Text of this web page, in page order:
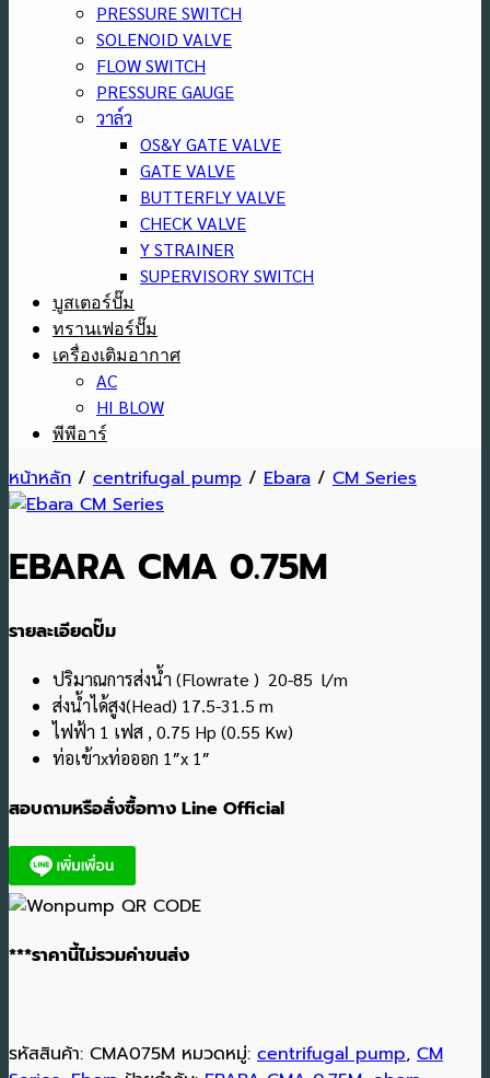
PRESSURE SWITCH
SOLENOID VALVE
FLOW SWITCH
PRESSURE GAUGE
วาล์ว
OS&Y GATE VALVE
GATE VALVE
BUTTERFLY VALVE
CHECK VALVE
Y STRAINER
SUPERVISORY SWITCH
บูสเตอร์ปั๊ม
ทรานเฟอร์ปั๊ม
เครื่องเติมอากาศ
AC
HI BLOW
พีพีอาร์
หน้าหลัก / centrifugal pump / Ebara / CM Series
EBARA CMA 0.75M
รายละเอียดปั๊ม
ปริมาณการส่งน้ำ (Flowrate ) 20-85 l/m
ส่งน้ำได้สูง(Head) 17.5-31.5 m
ไฟฟ้า 1 เฟส , 0.75 Hp (0.55 Kw)
ท่อเข้าxท่อออก 1″x 1″
สอบถามหรือสั่งซื้อทาง Line Official
***ราคานี้ไม่รวมค่าขนส่ง
รหัสสินค้า: CMA075M หมวดหมู่: centrifugal pump, CM